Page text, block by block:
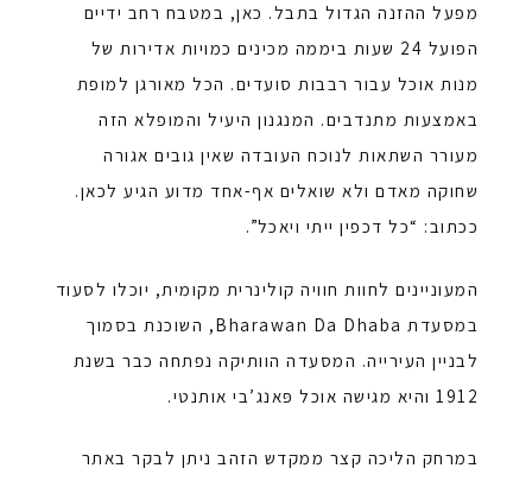
מפעל ההזנה הגדול בתבל. כאן, במטבח רחב ידיים
הפועל 24 שעות ביממה מכינים כמויות אדירות של
מנות אוכל עבור רבבות סועדים. הכל מאורגן למופת
באמצעות מתנדבים. המנגנון היעיל והמופלא הזה
מעורר השתאות לנוכח העובדה שאין גובים אגורה
שחוקה מאדם ולא שואלים אף-אחד מדוע הגיע לכאן.
ככתוב: “כל דכפין ייתי ויאכל”.
המעוניינים לחוות חוויה קולינרית מקומית, יוכלו לסעוד
במסעדת Bharawan Da Dhaba, השוכנת בסמוך
לבניין העירייה. המסעדה הוותיקה נפתחה כבר בשנת
1912 והיא מגישה אוכל פּאנג’בי אותנטי.
במרחק הליכה קצר ממקדש הזהב ניתן לבקר באתר